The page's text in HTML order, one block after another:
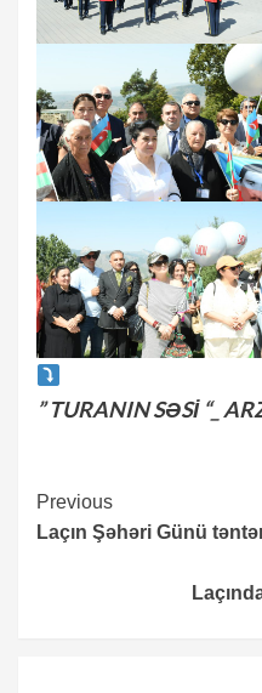
” TURANIN SƏSİ “_
Continue
Reading
Previous
Laçın Şəhəri Günü